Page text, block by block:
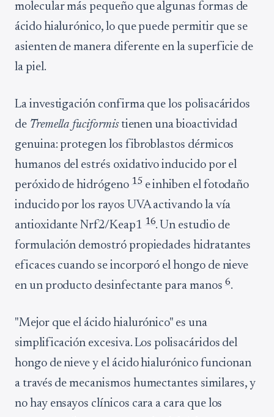
molecular más pequeño que algunas formas de
ácido hialurónico, lo que puede permitir que se
asienten de manera diferente en la superficie de
la piel.
La investigación confirma que los polisacáridos
de Tremella fuciformistienen una bioactividad
genuina: protegen los fibroblastos dérmicos
humanos del estrés oxidativo inducido por el
peróxido de hidrógeno 15e inhiben el fotodaño
inducido por los rayos UVA activando la vía
antioxidante Nrf2/Keap1 16. Un estudio de
formulación demostró propiedades hidratantes
eficaces cuando se incorporó el hongo de nieve
en un producto desinfectante para manos 6.
"Mejor que el ácido hialurónico" es una
simplificación excesiva. Los polisacáridos del
hongo de nieve y el ácido hialurónico funcionan
a través de mecanismos humectantes similares, y
no hay ensayos clínicos cara a cara que los